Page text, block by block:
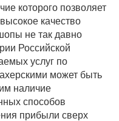
которого позволяет
качество
не так давно
Российской
услуг по
может быть
наличие
способов
прибыли сверх